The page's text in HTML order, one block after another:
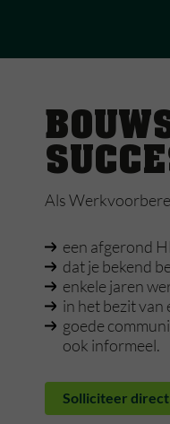
Als
een afgerond
dat je bekend
enkele jaren
in het bezit van
goede
ook informeel.
Solliciteer